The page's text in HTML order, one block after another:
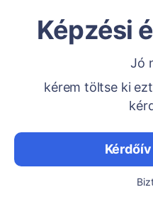
Képzési
Jó
kérem töltse ki